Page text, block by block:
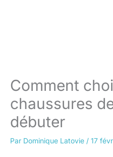
Comment
chaussures
débuter
Par Dominique Latovie / 17